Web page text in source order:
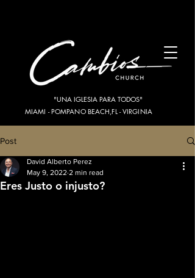
"UNA IGLESIA PARA TODOS"
MIAMI - POMPANO BEACH,FL - VIRGINIA
Post
Eres Justo o injusto?
David Alberto Perez
May 9, 2022 2 min read